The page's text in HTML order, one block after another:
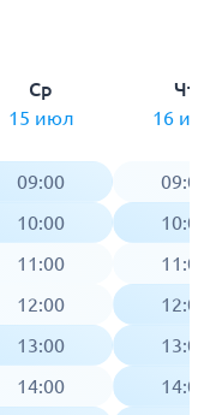
Ср
15 июл
09:00
10:00
11:00
12:00
13:00
14:00
Чт
16